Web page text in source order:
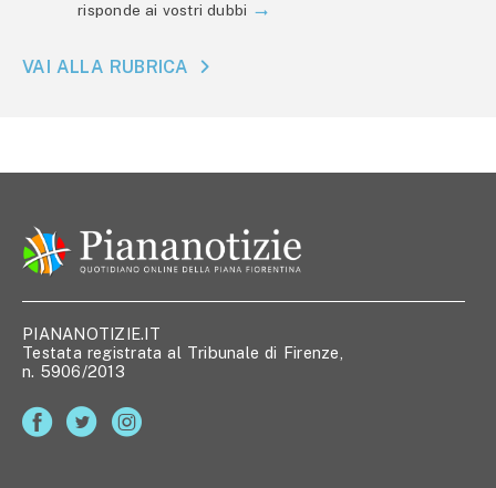
risponde ai vostri dubbi
VAI ALLA RUBRICA
PIANANOTIZIE.IT
Testata registrata al Tribunale di Firenze,
n. 5906/2013